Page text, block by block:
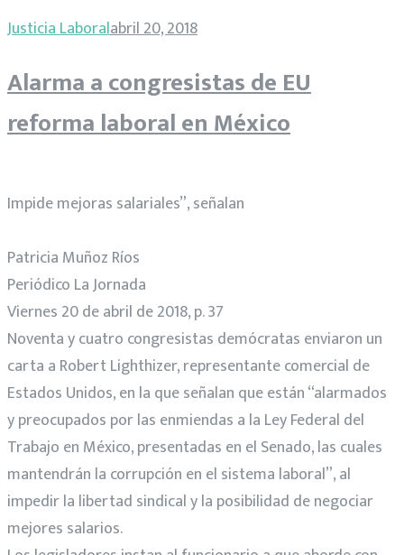
Justicia Laboralabril 20, 2018
Alarma a congresistas de EU
reforma laboral en México
Impide mejoras salariales”, señalan
Patricia Muñoz Ríos
Periódico La Jornada
Viernes 20 de abril de 2018, p. 37
Noventa y cuatro congresistas demócratas enviaron un
carta a Robert Lighthizer, representante comercial de
Estados Unidos, en la que señalan que están “alarmados
y preocupados por las enmiendas a la Ley Federal del
Trabajo en México, presentadas en el Senado, las cuales
mantendrán la corrupción en el sistema laboral”, al
impedir la libertad sindical y la posibilidad de negociar
mejores salarios.